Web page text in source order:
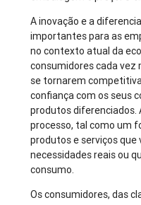
A inovação e a
importantes para as
no contexto atual da
consumidores cada vez
se tornarem
confiança com os seus
produtos diferenciados.
processo, tal como um
produtos e serviços que
necessidades reais ou
consumo.
Os consumidores, das